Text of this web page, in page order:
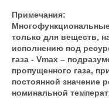
Примечания:
только для веществ,
исполнению под
газа - Vmax –
пропущенного газа,
постоянной значение
номинальной